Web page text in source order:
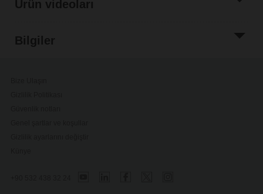
Ürün videoları
Bilgiler